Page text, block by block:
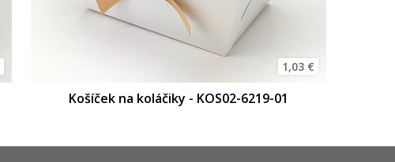
1,03 €
Košíček na koláčiky - KOS02-6219-01